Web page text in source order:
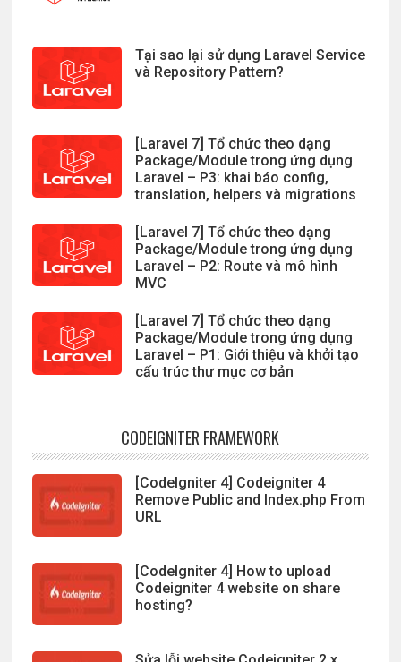
Tại sao lại sử dụng Laravel Service
và Repository Pattern?
[Laravel 7] Tổ chức theo dạng
Package/Module trong ứng dụng
Laravel – P3: khai báo config,
translation, helpers và migrations
[Laravel 7] Tổ chức theo dạng
Package/Module trong ứng dụng
Laravel – P2: Route và mô hình
MVC
[Laravel 7] Tổ chức theo dạng
Package/Module trong ứng dụng
Laravel – P1: Giới thiệu và khởi tạo
cấu trúc thư mục cơ bản
CODEIGNITER FRAMEWORK
[CodeIgniter 4] Codeigniter 4
Remove Public and Index.php From
URL
[CodeIgniter 4] How to upload
Codeigniter 4 website on share
hosting?